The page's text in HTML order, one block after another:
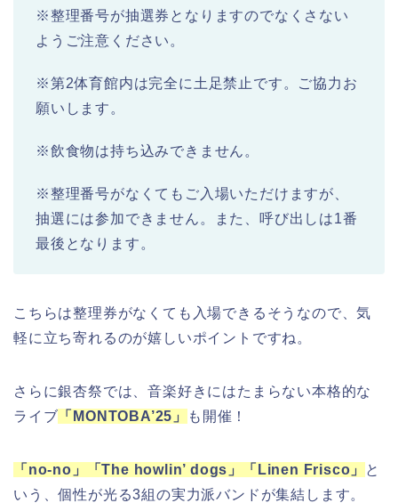
※整理番号が抽選券となりますのでなくさない
ようご注意ください。
※第2体育館内は完全に土足禁止です。ご協力お
願いします。
※飲食物は持ち込みできません。
※整理番号がなくてもご入場いただけますが、
抽選には参加できません。また、呼び出しは1番
最後となります。
こちらは整理券がなくても入場できるそうなので、気
軽に立ち寄れるのが嬉しいポイントですね。
さらに銀杏祭では、音楽好きにはたまらない本格的な
ライブ 「MONTOBA’25」 も開催！
「no-no」「The howlin’ dogs」「Linen Frisco」
と
いう、個性が光る3組の実力派バンドが集結します。